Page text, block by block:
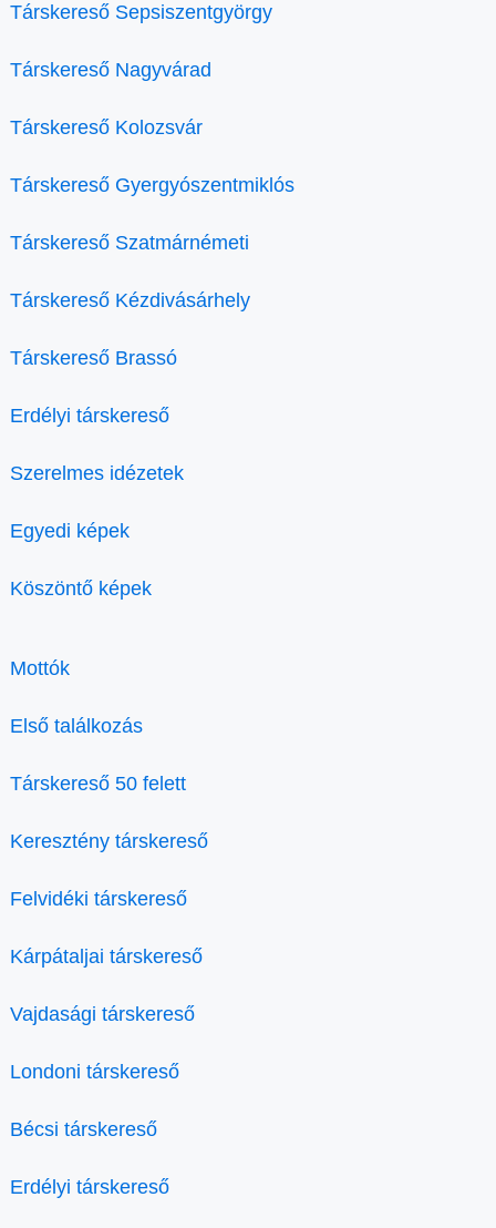
Társkereső Sepsiszentgyörgy
Társkereső Nagyvárad
Társkereső Kolozsvár
Társkereső Gyergyószentmiklós
Társkereső Szatmárnémeti
Társkereső Kézdivásárhely
Társkereső Brassó
Erdélyi társkereső
Szerelmes idézetek
Egyedi képek
Köszöntő képek
Mottók
Első találkozás
Társkereső 50 felett
Keresztény társkereső
Felvidéki társkereső
Kárpátaljai társkereső
Vajdasági társkereső
Londoni társkereső
Bécsi társkereső
Erdélyi társkereső